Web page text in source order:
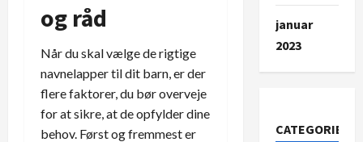
og råd
Når du skal vælge de rigtige
navnelapper til dit barn, er der
flere faktorer, du bør overveje
for at sikre, at de opfylder dine
behov. Først og fremmest er
januar
2023
CATEGORIES